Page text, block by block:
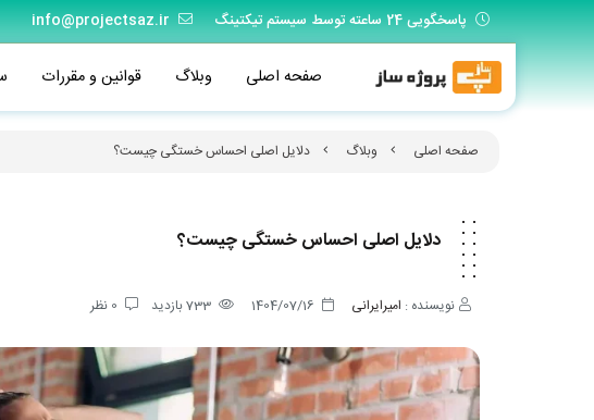
پاسخگویی 24 ساعته توسط سیستم تیکتینگ info@projectsaz.ir
صفحه اصلی وبلاگ قوانین و مقررات
صفحه اصلی وبلاگ دلایل اصلی احساس خستگی چیست؟
دلایل اصلی احساس خستگی چیست؟
نویسنده : امیرایرانی 1404/07/16
733بازدید 0 نظر